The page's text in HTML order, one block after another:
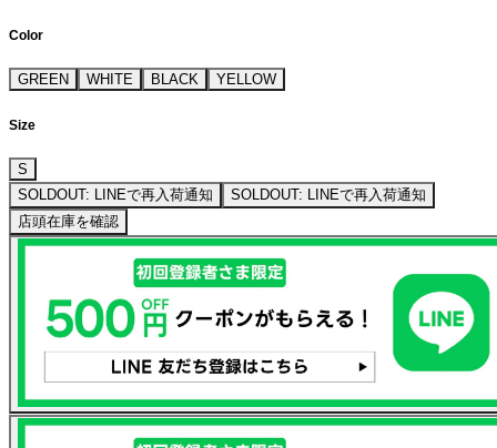
Color
GREEN WHITE BLACK YELLOW
Size
S
SOLDOUT: LINEで再入荷通知
SOLDOUT: LINEで再入荷通知
店頭在庫を確認